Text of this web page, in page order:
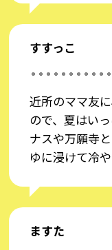
すすっこ
近所のママ友
ので、夏はい
ナスや万願寺
ゆに浸けて冷
ますた
※絵文字、環境依存文字
ください。